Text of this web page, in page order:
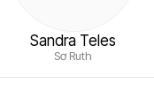
Sandra Teles
Sơ Ruth